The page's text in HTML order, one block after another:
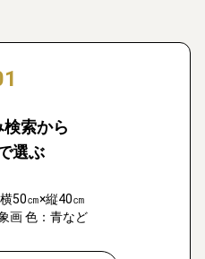
索から
選ぶ
50㎝×縦40㎝
画 色：青など